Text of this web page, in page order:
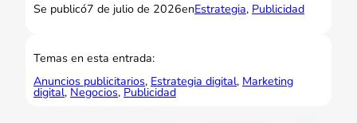
Se publicó7 de julio de 2026enEstrategia, Publicidad
Temas en esta entrada:
Anuncios publicitarios, Estrategia digital, Marketing
digital, Negocios, Publicidad